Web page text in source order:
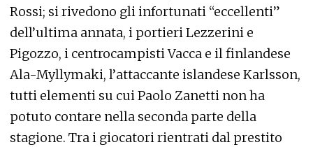
Rossi; si rivedono gli infortunati “eccellenti”
dell’ultima annata, i portieri Lezzerini e
Pigozzo, i centrocampisti Vacca e il finlandese
Ala-Myllymaki, l’attaccante islandese Karlsson,
tutti elementi su cui Paolo Zanetti non ha
potuto contare nella seconda parte della
stagione. Tra i giocatori rientrati dal prestito